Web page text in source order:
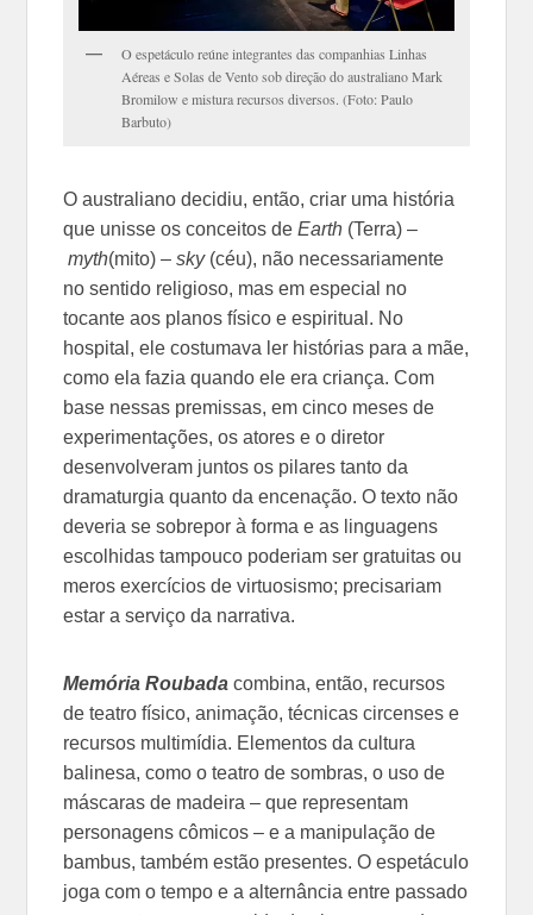
O espetáculo reúne integrantes das companhias Linhas
Aéreas e Solas de Vento sob direção do australiano Mark
Bromilow e mistura recursos diversos. (Foto: Paulo
Barbuto)
O australiano decidiu, então, criar uma história
que unisse os conceitos deEarth (Terra) –
myth(mito) –sky(céu), não necessariamente
no sentido religioso, mas em especial no
tocante aos planos físico e espiritual. No
hospital, ele costumava ler histórias para a mãe,
como ela fazia quando ele era criança. Com
base nessas premissas, em cinco meses de
experimentações, os atores e o diretor
desenvolveram juntos os pilares tanto da
dramaturgia quanto da encenação. O texto não
deveria se sobrepor à forma e as linguagens
escolhidas tampouco poderiam ser gratuitas ou
meros exercícios de virtuosismo; precisariam
estar a serviço da narrativa.
Memória Roubada combina, então, recursos
de teatro físico, animação, técnicas circenses e
recursos multimídia. Elementos da cultura
balinesa, como o teatro de sombras, o uso de
máscaras de madeira – que representam
personagens cômicos – e a manipulação de
bambus, também estão presentes. O espetáculo
joga com o tempo e a alternância entre passado